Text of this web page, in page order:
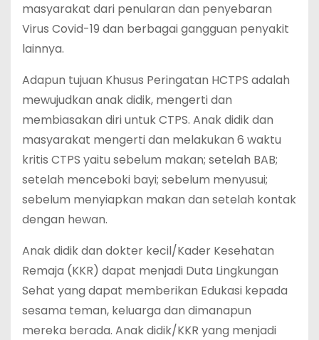
masyarakat dari penularan dan penyebaran
Virus Covid-19 dan berbagai gangguan penyakit
lainnya.
Adapun tujuan Khusus Peringatan HCTPS adalah
mewujudkan anak didik, mengerti dan
membiasakan diri untuk CTPS. Anak didik dan
masyarakat mengerti dan melakukan 6 waktu
kritis CTPS yaitu sebelum makan; setelah BAB;
setelah menceboki bayi; sebelum menyusui;
sebelum menyiapkan makan dan setelah kontak
dengan hewan.
Anak didik dan dokter kecil/Kader Kesehatan
Remaja (KKR) dapat menjadi Duta Lingkungan
Sehat yang dapat memberikan Edukasi kepada
sesama teman, keluarga dan dimanapun
mereka berada. Anak didik/KKR yang menjadi